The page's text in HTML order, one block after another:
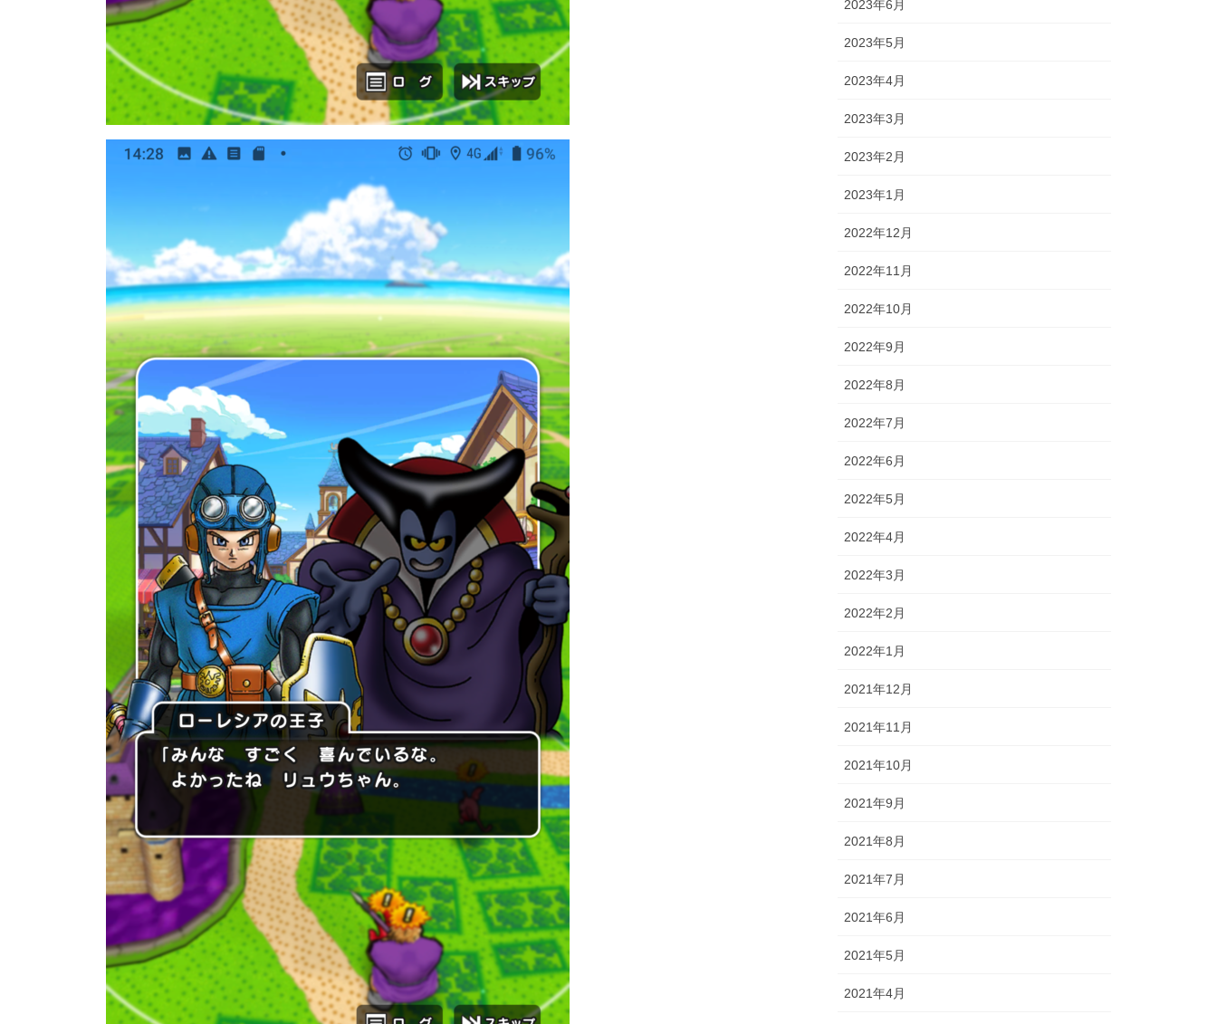
2023年6月
2023年5月
2023年4月
2023年3月
2023年2月
2023年1月
2022年12月
2022年11月
2022年10月
2022年9月
2022年8月
2022年7月
2022年6月
2022年5月
2022年4月
2022年3月
2022年2月
2022年1月
2021年12月
2021年11月
2021年10月
2021年9月
2021年8月
2021年7月
2021年6月
2021年5月
2021年4月